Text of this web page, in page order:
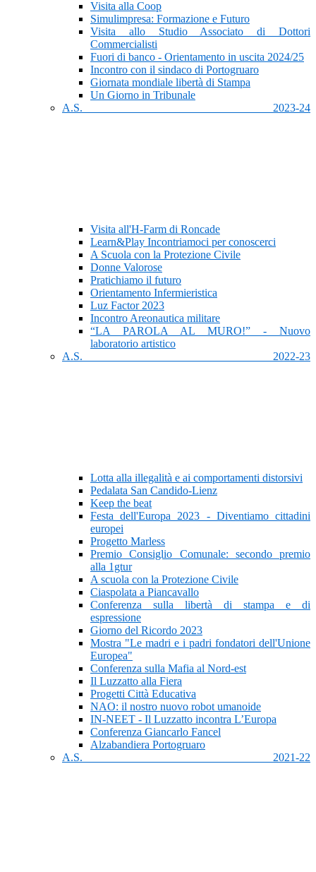
Visita alla Coop
Simulimpresa: Formazione e Futuro
Visita allo Studio Associato di Dottori
Commercialisti
Fuori di banco - Orientamento in uscita 2024/25
Incontro con il sindaco di Portogruaro
Giornata mondiale libertà di Stampa
Un Giorno in Tribunale
A.S. 2023-24
Visita all'H-Farm di Roncade
Learn&Play Incontriamoci per conoscerci
A Scuola con la Protezione Civile
Donne Valorose
Pratichiamo il futuro
Orientamento Infermieristica
Luz Factor 2023
Incontro Areonautica militare
“LA PAROLA AL MURO!” - Nuovo
laboratorio artistico
A.S. 2022-23
Lotta alla illegalità e ai comportamenti distorsivi
Pedalata San Candido-Lienz
Keep the beat
Festa dell'Europa 2023 - Diventiamo cittadini
europei
Progetto Marless
Premio Consiglio Comunale: secondo premio
alla 1gtur
A scuola con la Protezione Civile
Ciaspolata a Piancavallo
Conferenza sulla libertà di stampa e di
espressione
Giorno del Ricordo 2023
Mostra "Le madri e i padri fondatori dell'Unione
Europea"
Conferenza sulla Mafia al Nord-est
Il Luzzatto alla Fiera
Progetti Città Educativa
NAO: il nostro nuovo robot umanoide
IN-NEET - Il Luzzatto incontra L’Europa
Conferenza Giancarlo Fancel
Alzabandiera Portogruaro
A.S. 2021-22